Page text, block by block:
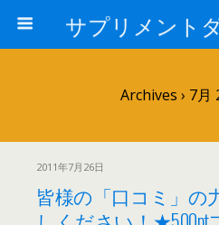
Archives › 7月
2011年7月26日
皆様の「口コミ」の